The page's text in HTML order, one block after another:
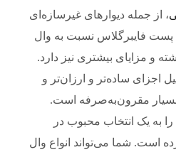
، از جمله دیوارهای غیرسازه‌ای
پست فایبرگلاس نسبت به وال
و مزایای بیشتری نیز دارد.
اجزای ساده‌تر و ارزان‌تر و
مقرون‌به‌صرفه است.
به یک انتخاب محبوب در
است. شما می‌تواند انواع وال